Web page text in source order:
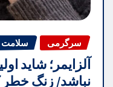
سرگرمی سلامت
آلزایمر؛ شاید
نباشد/ زنگ